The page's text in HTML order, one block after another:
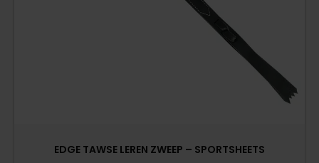
EDGE TAWSE LEREN ZWEEP – SPORTSHEETS